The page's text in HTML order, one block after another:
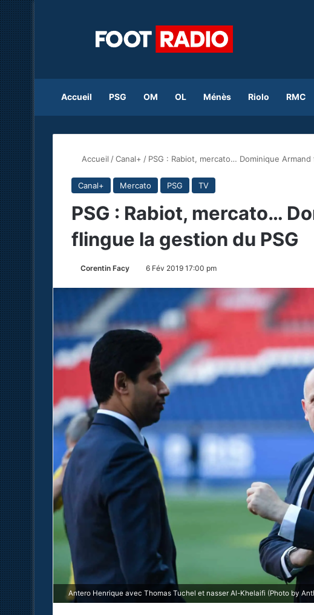
Accueil PSG OM OL Ménès Riolo RMC
Accueil /Canal+ / PSG : Rabiot, mercato… Dominique
Canal+ Mercato PSG TV
PSG : Rabiot, mercato…
flingue la gestion du PSG
Corentin Facy 6 Fév 2019 17:00 pm
Antero Henrique avec Thomas Tuchel et nasser Al-Khelaifi (Photo by